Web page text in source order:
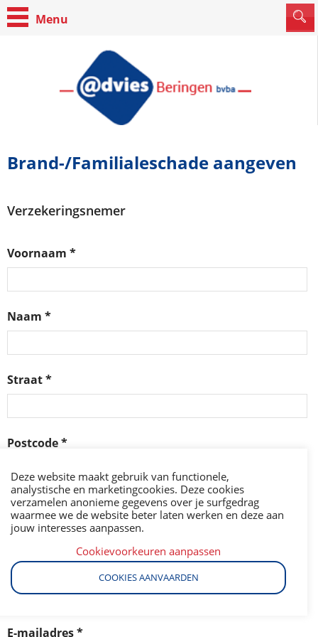
Brand-/Familialeschade aangeven
Verzekeringsnemer
Voornaam *
Naam *
Straat *
Postcode *
Woonplaats *
Telnr. *
E-mailadres *
Deze website maakt gebruik van functionele,
analystische en marketingcookies. Deze cookies
verzamelen anonieme gegevens over je surfgedrag
waarmee we de website beter laten werken en deze aan
jouw interesses aanpassen.
Cookievoorkeuren aanpassen
COOKIES AANVAARDEN